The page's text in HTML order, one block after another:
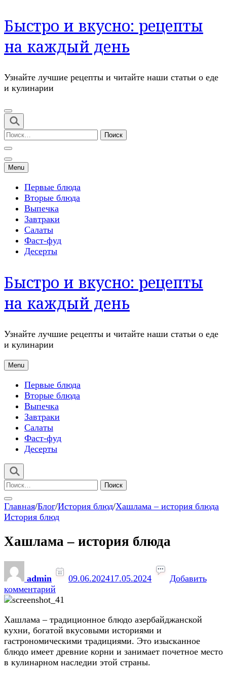
Перейти
к
содержимому
(нажмите
Быстро и вкусно: рецепты
на каждый день
Узнайте лучшие рецепты и читайте наши статьи о еде
и кулинарии
Найти:
Menu
Первые блюда
Вторые блюда
Выпечка
Завтраки
Салаты
Фаст-фуд
Десерты
Быстро и вкусно: рецепты
на каждый день
Узнайте лучшие рецепты и читайте наши статьи о еде
и кулинарии
Menu
Первые блюда
Вторые блюда
Выпечка
Завтраки
Салаты
Фаст-фуд
Десерты
Найти:
Главная/Блог/История блюд/Хашлама – история блюда
История блюд
Хашлама – история блюда
admin 09.06.202417.05.2024
Добавить
комментарий
записи
–
история
блюда
Хашлама – традиционное блюдо азербайджанской
кухни, богатой вкусовыми историями и
гастрономическими традициями. Это изысканное
блюдо имеет древние корни и занимает почетное место
в кулинарном наследии этой страны.